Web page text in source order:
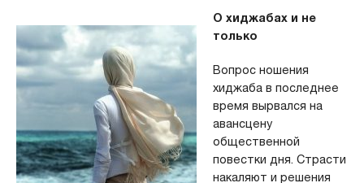
О хиджабах и не
только
Вопрос ношения
хиджаба в последнее
время вырвался на
авансцену
общественной
повестки дня. Страсти
накаляют и решения